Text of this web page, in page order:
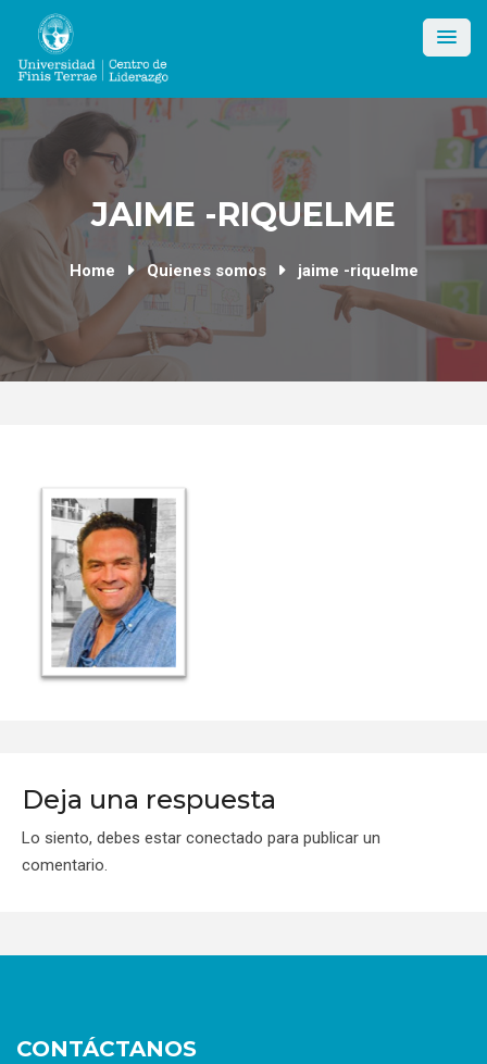
content
JAIME -RIQUELME
Home Quienes somos jaime -riquelme
Deja una respuesta
Lo siento, debes estar conectado para publicar un
comentario.
CONTÁCTANOS